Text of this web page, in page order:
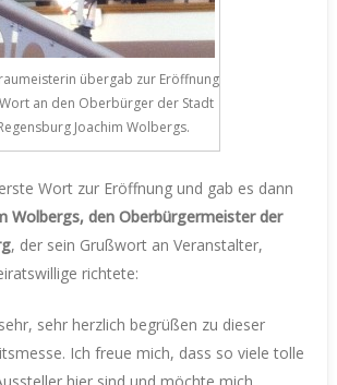
übergab zur Eröffnung
an den Oberbürger der Stadt
Joachim Wolbergs.
Wort zur Eröffnung und gab es dann
Wolbergs, den Oberbürgermeister der
, der sein Grußwort an Veranstalter,
richtete:
sehr herzlich begrüßen zu dieser
Ich freue mich, dass so viele tolle